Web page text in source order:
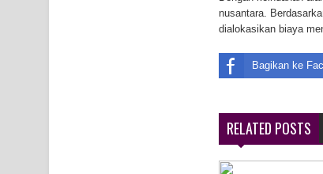
nusantara.
dialokasikan biaya
Bagikan ke
RELATED POSTS